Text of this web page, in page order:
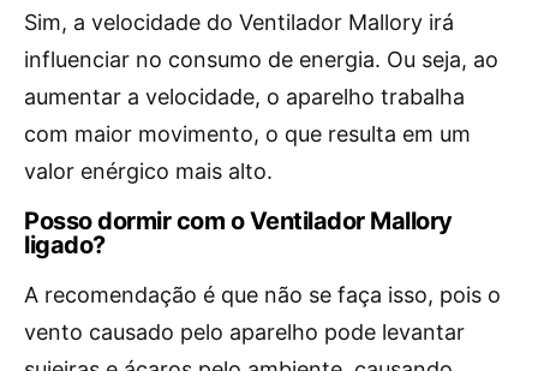
Sim, a velocidade do Ventilador Mallory irá
influenciar no consumo de energia. Ou seja, ao
aumentar a velocidade, o aparelho trabalha
com maior movimento, o que resulta em um
valor enérgico mais alto.
Posso dormir com o Ventilador Mallory
ligado?
A recomendação é que não se faça isso, pois o
vento causado pelo aparelho pode levantar